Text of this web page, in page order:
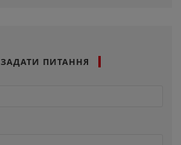
ЗАДАТИ ПИТАННЯ